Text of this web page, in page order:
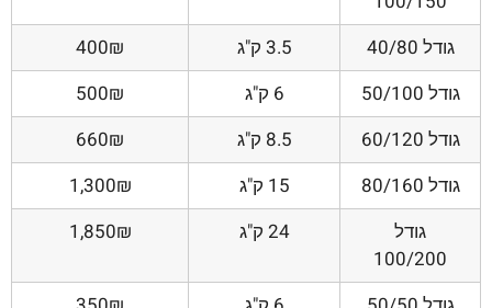
גודל 40/80 3.5 ק"ג
400₪
גודל 50/100
6 ק"ג
500₪
גודל 60/120
8.5 ק"ג
660₪
גודל 80/160
15 ק"ג
1,300₪
גודל
100/200
24 ק"ג 1,850₪